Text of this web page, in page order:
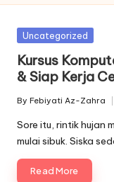
Posted
Uncategorized
Kursus
& Siap Kerja
Posted
by
By Febiyati Az-Zahra
Sore itu, rintik hujan
mulai sibuk. Siska
Read More